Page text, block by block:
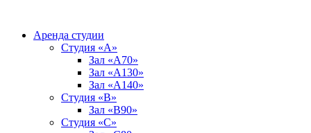
Аренда студии
Студия «А»
Зал «А70»
Зал «А130»
Зал «A140»
Студия «В»
Зал «В90»
Студия «С»